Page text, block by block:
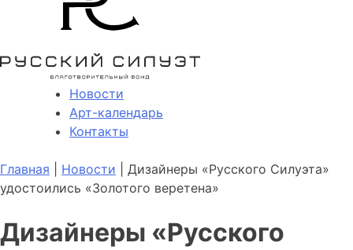
Новости
Арт-календарь
Контакты
Главная Новости | Дизайнеры «Русского Силуэта»
удостоились «Золотого веретена»
Дизайнеры «Русского